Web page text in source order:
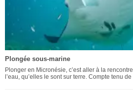
Plongée sous-marine
Plonger en Micronésie, c’est aller à la
l’eau, qu’elles le sont sur terre. Compte tenu